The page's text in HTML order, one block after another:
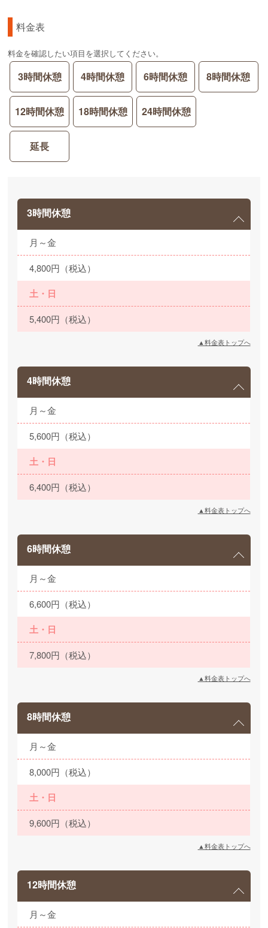
料金表
料金を確認したい項目を選択してください。
3時間休憩 4時間休憩 6時間休憩 8時間休憩
12時間休憩 18時間休憩 24時間休憩
延長
3時間休憩
月～金
4,800円（税込）
土・日
5,400円（税込）
▲料金表トップへ
4時間休憩
月～金
5,600円（税込）
土・日
6,400円（税込）
▲料金表トップへ
6時間休憩
月～金
6,600円（税込）
土・日
7,800円（税込）
▲料金表トップへ
8時間休憩
月～金
8,000円（税込）
土・日
9,600円（税込）
▲料金表トップへ
12時間休憩
月～金